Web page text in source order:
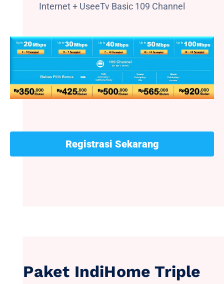
Internet + UseeTv Basic 109 Channel
Registrasi Sekarang
Paket IndiHome Triple